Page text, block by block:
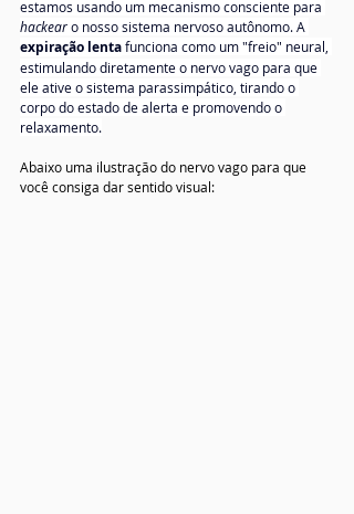
estamos usando um mecanismo consciente para
hackear o nosso sistema nervoso autônomo. A
expiração lenta funciona como um "freio" neural,
estimulando diretamente o nervo vago para que
ele ative o sistema parassimpático, tirando o
corpo do estado de alerta e promovendo o
relaxamento.
Abaixo uma ilustração do nervo vago para que
você consiga dar sentido visual: